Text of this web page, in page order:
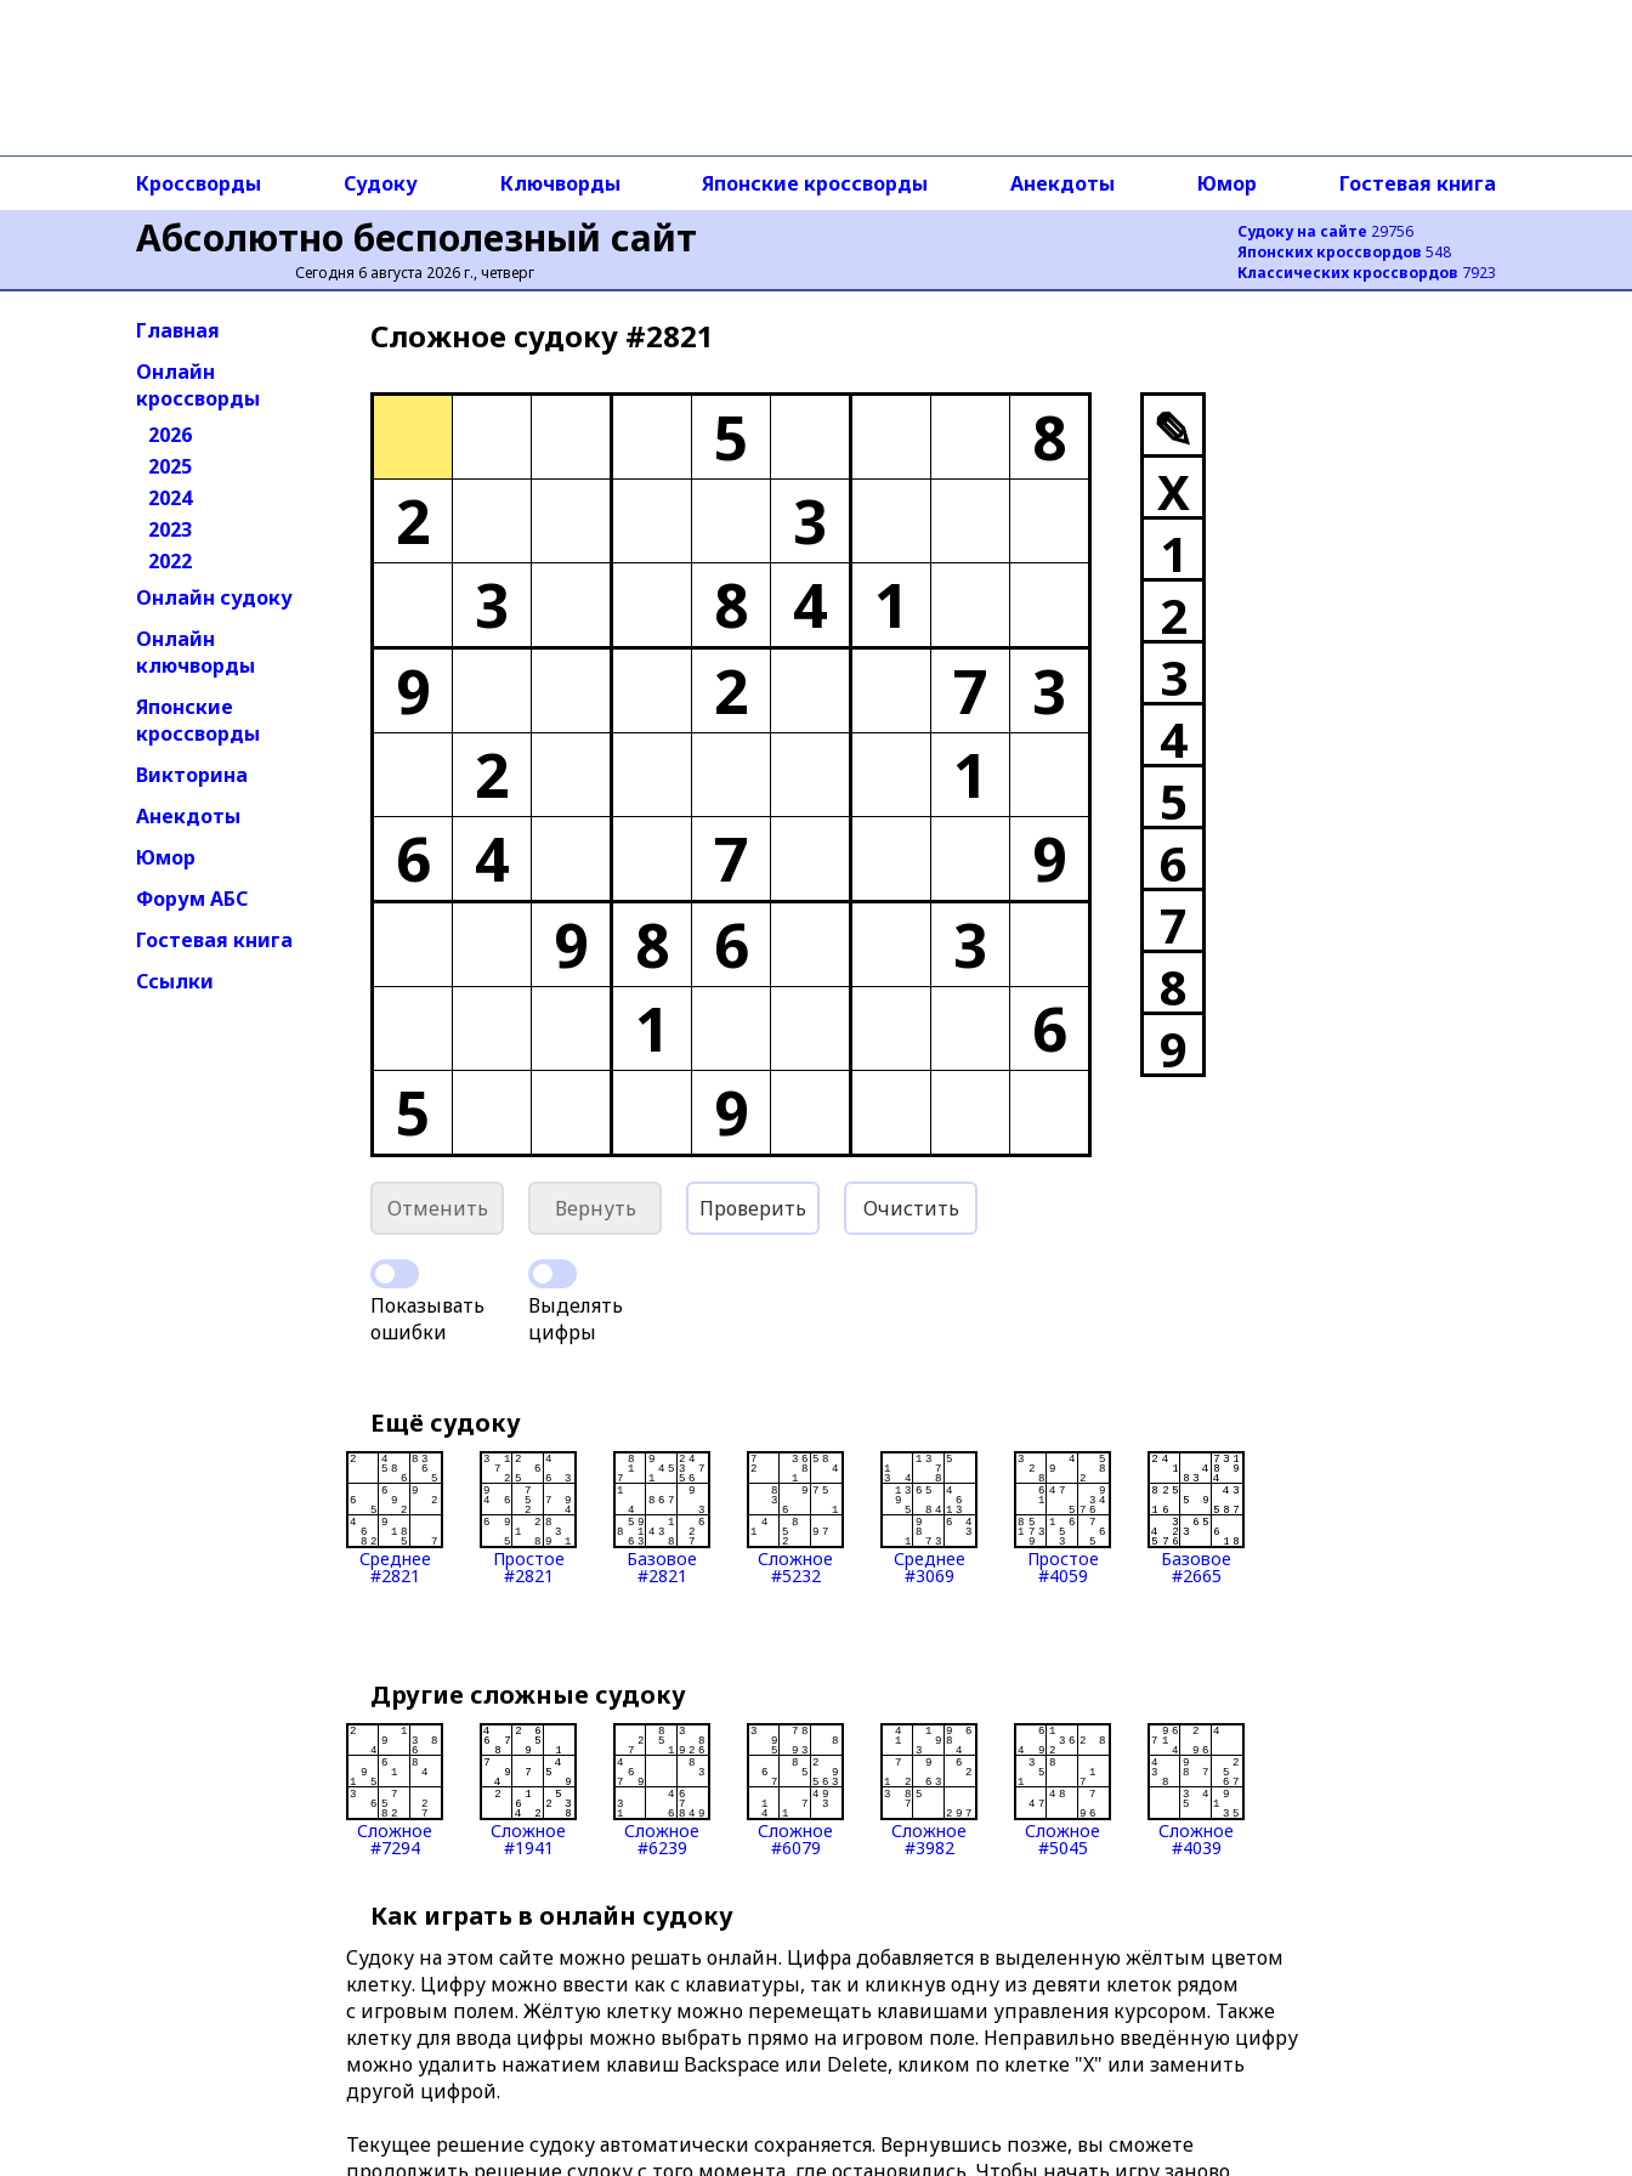
Абсолютно бесполезный сайт
Сегодня 6 августа 2026 г., четверг
Судоку на сайте 29756
Японских кроссвордов 548
Классических кроссвордов 7923
Кроссворды Судоку Ключворды Японские кроссворды Анекдоты Юмор Гостевая книга
Главная
Онлайн
кроссворды
2026
2025
2024
2023
2022
Онлайн судоку
Онлайн
ключворды
Японские
кроссворды
Викторина
Анекдоты
Юмор
Форум АБС
Гостевая книга
Ссылки
Сложное cудоку #2821
5
8
2
3
3
8 4
1
9
2 7 3
2
1
6 4 7
9
9
8 6
3
1
6
5
9
✎
X
1
2
3
4
5
6
7
8
9
Отменить Вернуть Проверить Очистить
Показывать
ошибки
Выделять
цифры
Ещё судоку
Среднее
#2821
Простое
#2821
Базовое
#2821
Сложное
#5232
Среднее
#3069
Простое
#4059
Базовое
#2665
Другие сложные судоку
Сложное
#7294
Сложное
#1941
Сложное
#6239
Сложное
#6079
Сложное
#3982
Сложное
#5045
Сложное
#4039
Как играть в онлайн судоку
Судоку на этом сайте можно решать онлайн. Цифра добавляется в выделенную жёлтым цветом
клетку. Цифру можно ввести как с клавиатуры, так и кликнув одну из девяти клеток рядом
с игровым полем. Жёлтую клетку можно перемещать клавишами управления курсором. Также
клетку для ввода цифры можно выбрать прямо на игровом поле. Неправильно введённую цифру
можно удалить нажатием клавиш Backspace или Delete, кликом по клетке "X" или заменить
другой цифрой.
Текущее решение судоку автоматически сохраняется. Вернувшись позже, вы сможете